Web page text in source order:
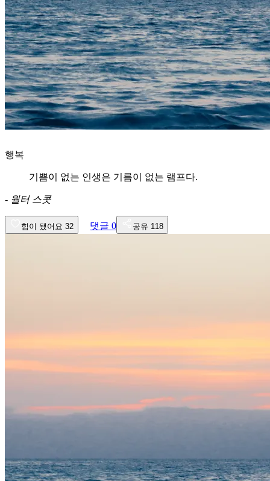
행복
기쁨이 없는 인생은 기름이 없는 램프다.
- 월터 스콧
힘이 됐어요 32 댓글 0 공유 118